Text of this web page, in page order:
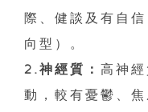
際、健談及有自
向型）。
2.神經質： 高神
動，較有憂鬱、